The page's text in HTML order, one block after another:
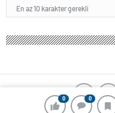
0 0
En az 10 karakter gerekli